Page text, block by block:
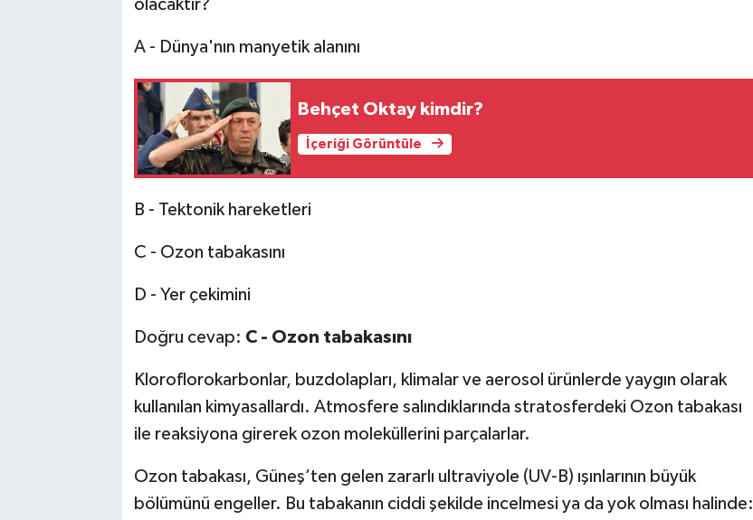
olacaktır?
A - Dünya'nın manyetik alanını
Behçet Oktay kimdir?
İçeriği Görüntüle
B - Tektonik hareketleri
C - Ozon tabakasını
D - Yer çekimini
Doğru cevap: C - Ozon tabakasını
Kloroflorokarbonlar, buzdolapları, klimalar ve aerosol ürünlerde yaygın olarak
kullanılan kimyasallardı. Atmosfere salındıklarında stratosferdeki Ozon tabakası
ile reaksiyona girerek ozon moleküllerini parçalarlar.
Ozon tabakası, Güneş’ten gelen zararlı ultraviyole (UV-B) ışınlarının büyük
bölümünü engeller. Bu tabakanın ciddi şekilde incelmesi ya da yok olması halinde: